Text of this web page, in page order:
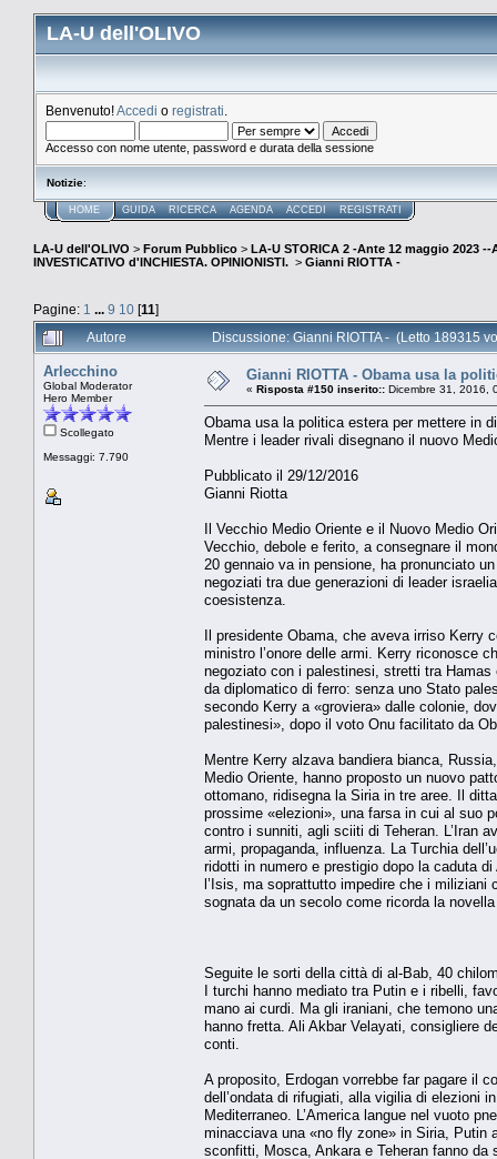
LA-U dell'OLIVO
Benvenuto!Accedi o registrati
Accesso con nome utente, password e durata della sessione
Notizie:
HOME GUIDA RICERCA AGENDA ACCEDI REGISTRATI
LA-U dell'OLIVO > Forum Pubblico > LA-U STORICA 2 -Ante 12 maggio 2023 --
INVESTICATIVO d'INCHIESTA. OPINIONISTI. > Gianni RIOTTA -
Pagine: 1 ... 9 10 [11]
Autore
Discussione: Gianni RIOTTA - (Letto 189315
Arlecchino
Global Moderator
Hero Member
Scollegato
Messaggi: 7.790
Gianni RIOTTA - Obama usa la
« Risposta #150 inserito:: Dicembre 31, 2016,
Obama usa la politica estera per mettere in
Mentre i leader rivali disegnano il nuovo
Pubblicato il 29/12/2016
Gianni Riotta
Il Vecchio Medio Oriente e il Nuovo Medio
Vecchio, debole e ferito, a consegnare il
20 gennaio va in pensione, ha pronunciato
negoziati tra due generazioni di leader
coesistenza.
Il presidente Obama, che aveva irriso Kerry
ministro l’onore delle armi. Kerry riconosce
negoziato con i palestinesi, stretti tra Hamas
da diplomatico di ferro: senza uno Stato
secondo Kerry a «groviera» dalle colonie,
palestinesi», dopo il voto Onu facilitato da
Mentre Kerry alzava bandiera bianca,
Medio Oriente, hanno proposto un nuovo
ottomano, ridisegna la Siria in tre aree. Il
prossime «elezioni», una farsa in cui al suo
contro i sunniti, agli sciiti di Teheran. L’Iran
armi, propaganda, influenza. La Turchia
ridotti in numero e prestigio dopo la caduta
l’Isis, ma soprattutto impedire che i miliziani
sognata da un secolo come ricorda la
Seguite le sorti della città di al-Bab, 40
I turchi hanno mediato tra Putin e i ribelli,
mano ai curdi. Ma gli iraniani, che temono
hanno fretta. Ali Akbar Velayati, consigliere
conti.
A proposito, Erdogan vorrebbe far pagare il
dell’ondata di rifugiati, alla vigilia di elezioni
Mediterraneo. L’America langue nel vuoto
minacciava una «no fly zone» in Siria, Putin
sconfitti, Mosca, Ankara e Teheran fanno